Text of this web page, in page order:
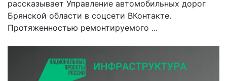
рассказывает Управление автомобильных дорог
Брянской области в соцсети ВКонтакте.
Протяженностью ремонтируемого ...